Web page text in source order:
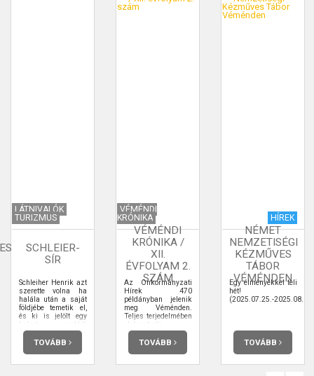
LÁTNIVALÓK
TURIZMUS
SCHLEIER-
SÍR
Schleiher Henrik azt
szerette volna ha
halála után a saját
földjébe temetik el,
és ki is jelölt egy
helyet családi
temetőnek a háza
mögötti diófás
kertben. A
messze menőkig
TOVÁBB
VÉMÉNDI
KRÓNIKA
VÉMÉNDI
KRÓNIKA /
XII.
ÉVFOLYAM 2.
SZÁM
Az Önkormányzati
Hírek 470
példányban jelenik
meg Véménden.
Teljes terjedelmében
elolvashatja.
TOVÁBB
HÍREK
NÉMET
NEMZETISÉGI
KÉZMŰVES
TÁBOR
VÉMÉNDEN
Egy élményekkel teli
hét!
(2025.07.25.-
TOVÁBB